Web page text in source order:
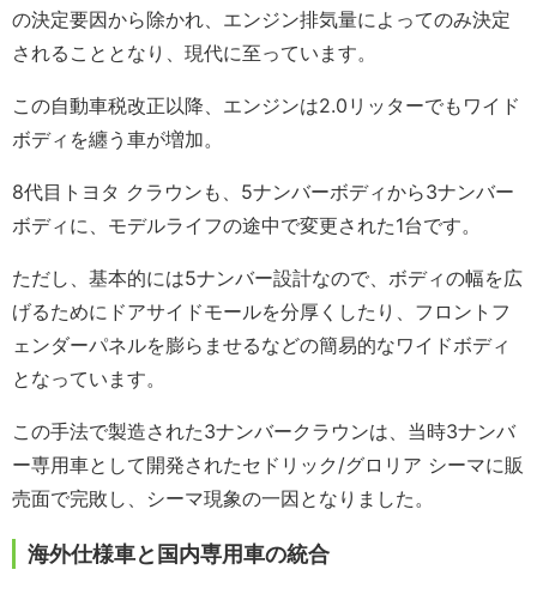
の決定要因から除かれ、エンジン排気量によってのみ決定
されることとなり、現代に至っています。
この自動車税改正以降、エンジンは2.0リッターでもワイド
ボディを纏う車が増加。
8代目トヨタ クラウンも、5ナンバーボディから3ナンバー
ボディに、モデルライフの途中で変更された1台です。
ただし、基本的には5ナンバー設計なので、ボディの幅を広
げるためにドアサイドモールを分厚くしたり、フロントフ
ェンダーパネルを膨らませるなどの簡易的なワイドボディ
となっています。
この手法で製造された3ナンバークラウンは、当時3ナンバ
ー専用車として開発されたセドリック/グロリア シーマに販
売面で完敗し、シーマ現象の一因となりました。
海外仕様車と国内専用車の統合